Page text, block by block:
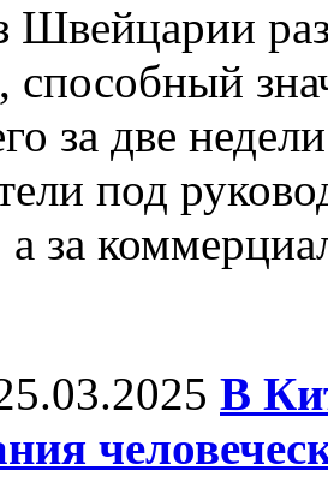
Швейцарии
способный
за две
под
за
В